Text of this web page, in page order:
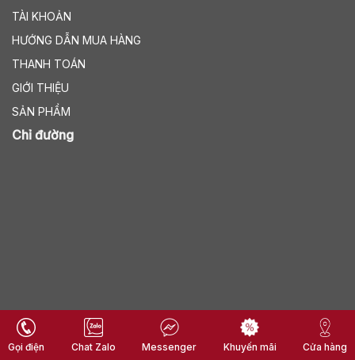
TÀI KHOẢN
HƯỚNG DẪN MUA HÀNG
THANH TOÁN
GIỚI THIỆU
SẢN PHẨM
Chỉ đường
Copyright 2026 © Tất cả nội dung và hình ảnh thuộc VNHOMES
Gọi điện Chat Zalo Messenger Khuyến mãi Cửa hàng